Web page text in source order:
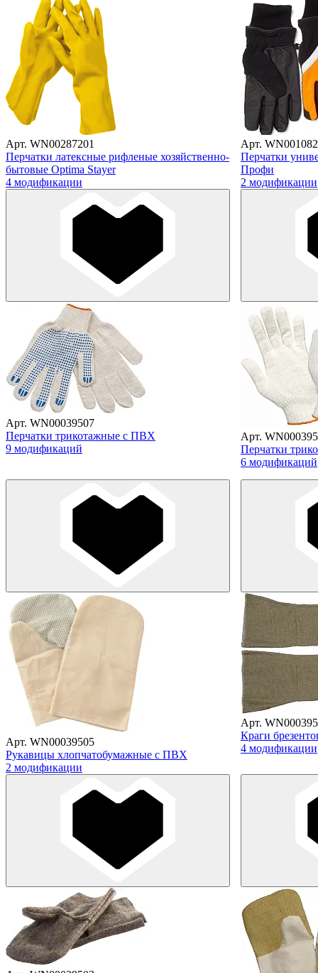
Арт. WN00287201
Перчатки латексные рифленые хозяйственно-
бытовые Optima Stayer
4 модификации
Арт.
Перчатки
Профи
2 модификации
Арт. WN00039507
Перчатки трикотажные с ПВХ
9 модификаций
Арт.
Перчатки
6 модификаций
Арт. WN00039505
Рукавицы хлопчатобумажные с ПВХ
2 модификации
Арт.
Краги
4 модификации